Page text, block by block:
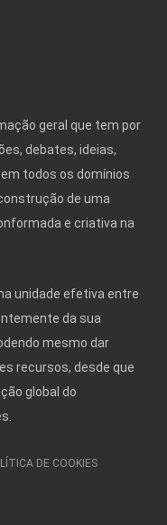
geral que tem por
debates, ideias,
todos os domínios
de uma
e criativa na
unidade efetiva entre
da sua
mesmo dar
recursos, desde que
global do
DE COOKIES